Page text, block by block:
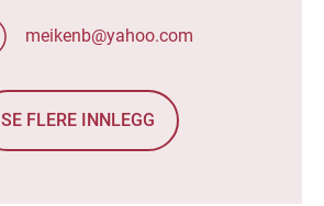
meikenb@yahoo.com
SE FLERE INNLEGG